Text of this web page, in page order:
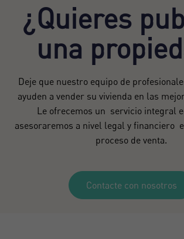
¿Quieres
una
Deje que nuestro equipo de
ayuden a vender su vivienda en las
Le ofrecemos un servicio integral
asesoraremos a nivel legal y financiero
proceso de venta.
Contacte con nosotros